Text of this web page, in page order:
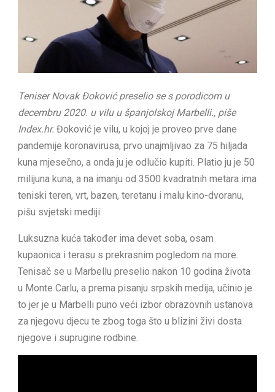
Teniser Novak Đoković preselio se s porodicom u
decembru 2020. u vilu u španjolskoj Marbelli., piše
Index.hr. Đoković je vilu, u kojoj je proveo prve dane
pandemije koronavirusa, prvo unajmljivao za 75 hiljada
kuna mjesečno, a onda ju je odlučio kupiti. Platio ju je 50
milijuna kuna, a na imanju od 3500 kvadratnih metara ima
teniski teren, vrt, bazen, teretanu i malu kino-dvoranu,
pišu svjetski mediji.
Luksuzna kuća također ima devet soba, osam
kupaonica i terasu s prekrasnim pogledom na more.
Tenisač se u Marbellu preselio nakon 10 godina života
u Monte Carlu, a prema pisanju srpskih medija, učinio je
to jer je u Marbelli puno veći izbor obrazovnih ustanova
za njegovu djecu te zbog toga što u blizini živi dosta
njegove i suprugine rodbine.